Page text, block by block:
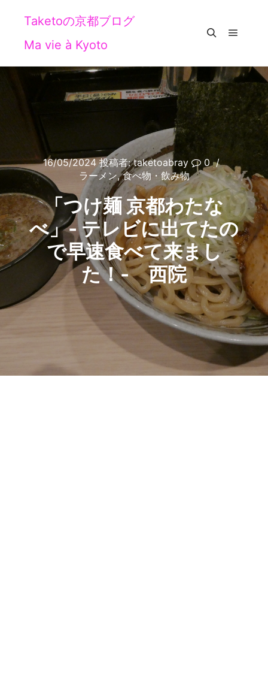
Taketoの京都ブログ
Ma vie à Kyoto
16/05/2024投稿者:taketoabray
0
ラーメン,食べ物・飲み物
「つけ麺 京都わたな
べ」‐ テレビに出てたの
で早速食べて来まし
た！‐ 西院